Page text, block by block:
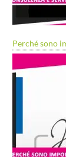
Perché sono